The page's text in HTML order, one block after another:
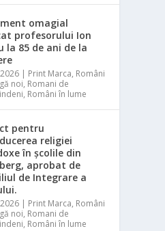
omagial
profesorului Ion
la 85 de ani de la
| Print Marca, Români
noi, Romani de
, Români în lume
pentru
religiei
în școlile din
aprobat de
de Integrare a
| Print Marca, Români
noi, Romani de
, Români în lume